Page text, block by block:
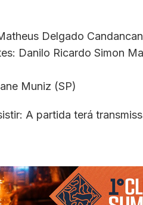
Delgado
Danilo Ricardo Simon
Muniz (SP)
A partida terá